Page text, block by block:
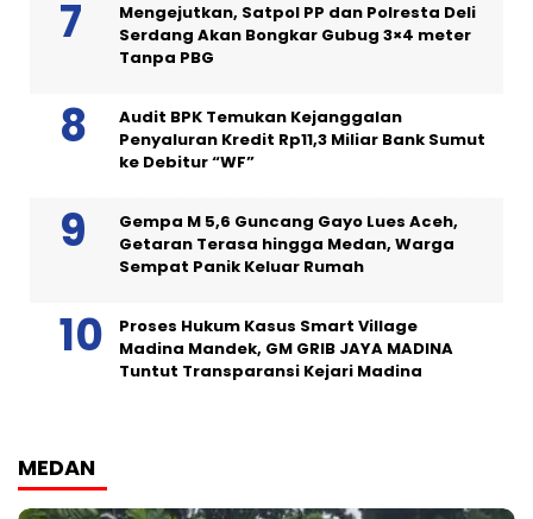
Mengejutkan, Satpol PP dan Polresta Deli
Serdang Akan Bongkar Gubug 3×4 meter
Tanpa PBG
Audit BPK Temukan Kejanggalan
Penyaluran Kredit Rp11,3 Miliar Bank Sumut
ke Debitur “WF”
Gempa M 5,6 Guncang Gayo Lues Aceh,
Getaran Terasa hingga Medan, Warga
Sempat Panik Keluar Rumah
Proses Hukum Kasus Smart Village
Madina Mandek, GM GRIB JAYA MADINA
Tuntut Transparansi Kejari Madina
MEDAN